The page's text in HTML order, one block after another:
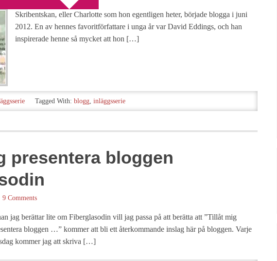
Skribentskan, eller Charlotte som hon egentligen heter, började blogga i juni
2012. En av hennes favoritförfattare i unga år var David Eddings, och han
inspirerade henne så mycket att hon […]
Tagged With: blogg, inläggsserie
presentera bloggen
9 Comments
jag berättar lite om Fiberglasodin vill jag passa på att berätta att ”Tillåt mig
bloggen …” kommer att bli ett återkommande inslag här på bloggen. Varje
kommer jag att skriva […]